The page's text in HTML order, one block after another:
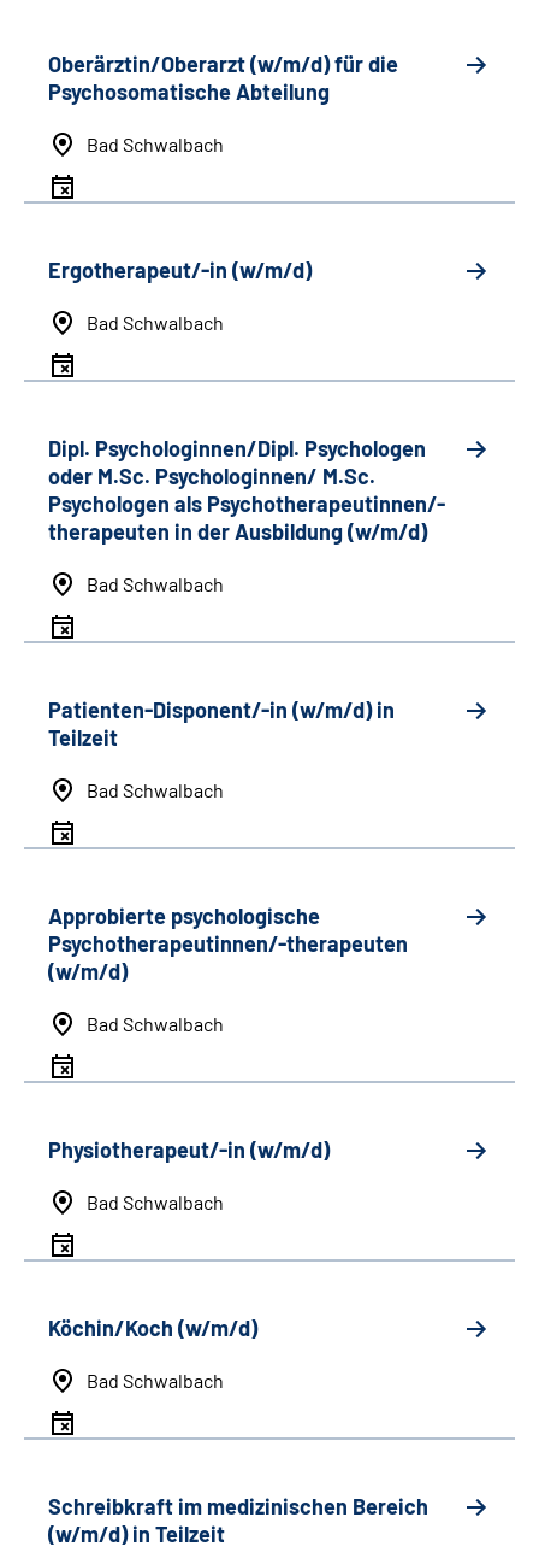
Oberärztin/Oberarzt (w/m/d) für die
Psychosomatische Abteilung
Bad Schwalbach
Ergotherapeut/-in (w/m/d)
Bad Schwalbach
Dipl. Psychologinnen/Dipl. Psychologen
oder M.Sc. Psychologinnen/ M.Sc.
Psychologen als Psychotherapeutinnen/-
therapeuten in der Ausbildung (w/m/d)
Bad Schwalbach
Patienten-Disponent/-in (w/m/d) in
Teilzeit
Bad Schwalbach
Approbierte psychologische
Psychotherapeutinnen/-therapeuten
(w/m/d)
Bad Schwalbach
Physiotherapeut/-in (w/m/d)
Bad Schwalbach
Köchin/Koch (w/m/d)
Bad Schwalbach
Schreibkraft im medizinischen Bereich
(w/m/d) in Teilzeit